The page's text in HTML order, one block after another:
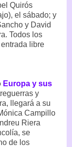
Quirós
el sábado; y
y David
Todos los
libre
Europa y sus
y
llegará a su
Campillo
Riera
se
de los